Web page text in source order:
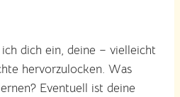
dich ein, deine – vielleicht
hervorzulocken. Was
Eventuell ist deine